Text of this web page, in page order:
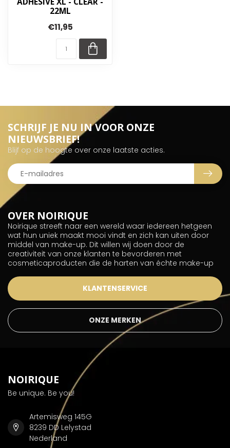
22ML
€11,95
OVER NOIRIQUE
Noirique streeft naar een wereld waar iedereen hetgeen
wat hun uniek maakt mooi vindt en zich kan uiten door
middel van make-up. Dit willen wij doen door de
creativiteit van onze klanten te bevorderen met
cosmeticaproducten die de harten van échte make-up
KLANTENSERVICE
ONZE MERKEN
SCHRIJF JE NU IN VOOR ONZE
NIEUWSBRIEF!
Blijf op de hoogte over onze laatste acties.
NOIRIQUE
Be unique. Be you!
Artemisweg 145G
8239 DD Lelystad
Nederland